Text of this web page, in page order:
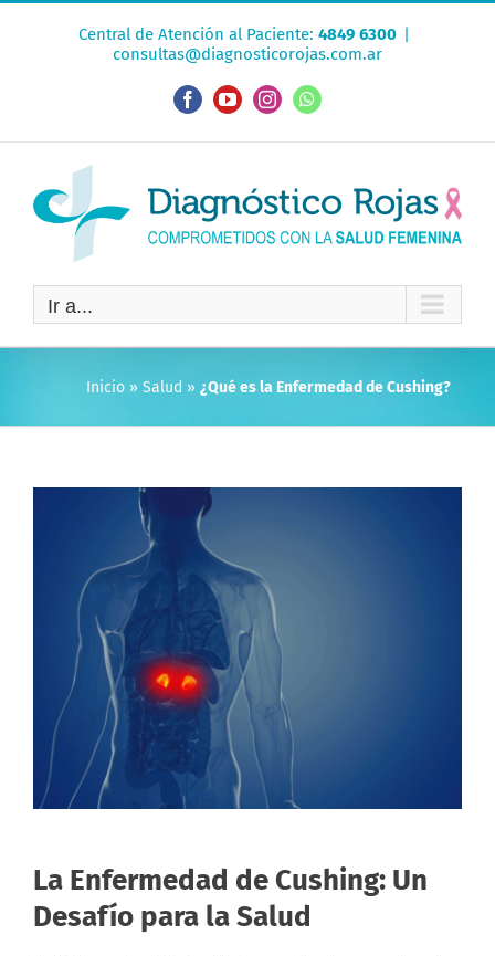
Central de Atención al Paciente: 4849 6300 |
consultas@diagnosticorojas.com.ar
FacebookYouTubeInstagramWhatsApp
Ir a...
Inicio » Salud » ¿Qué es la Enfermedad de Cushing?
La Enfermedad de Cushing: Un
Desafío para la Salud